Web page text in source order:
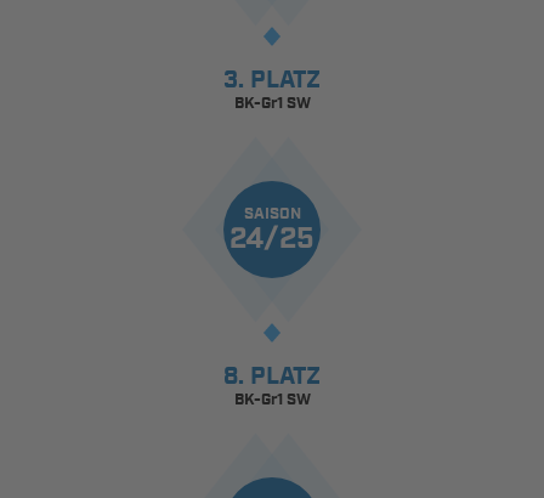
3. PLATZ
BK-Gr1 SW
SAISON
24/25
8. PLATZ
BK-Gr1 SW